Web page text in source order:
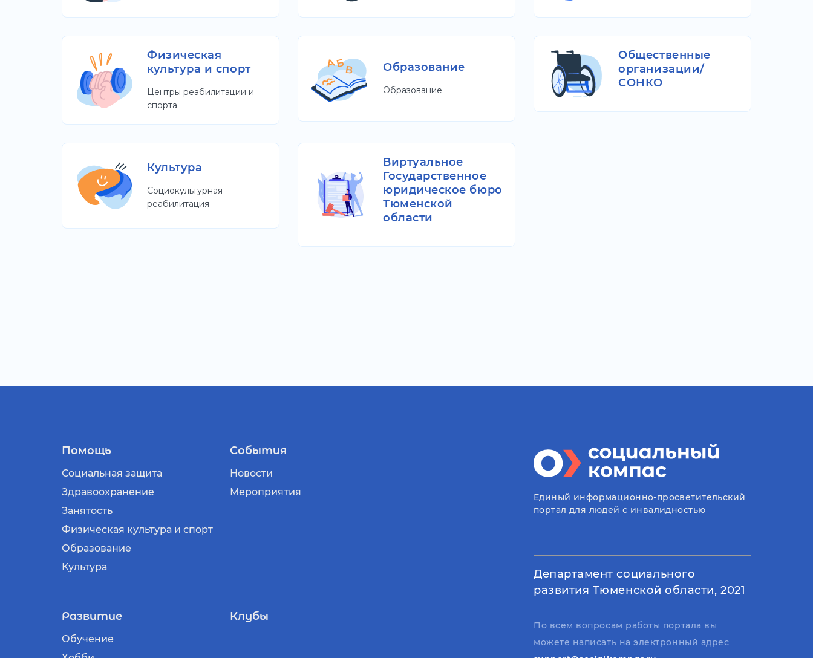
Физическая
культура и спорт
Центры реабилитации и
спорта
Образование
Образование
Общественные
организации/
СОНКО
Культура
Социокультурная
реабилитация
Виртуальное
Государственное
юридическое бюро
Тюменской
области
Помощь
Социальная защита
Здравоохранение
Занятость
Физическая культура и спорт
Образование
Культура
События
Новости
Мероприятия
Развитие
Обучение
Клубы
Единый информационно-просветительский
портал для людей с инвалидностью
Департамент социального
развития Тюменской области, 2021
По всем вопросам работы портала вы
можете написать на электронный адрес